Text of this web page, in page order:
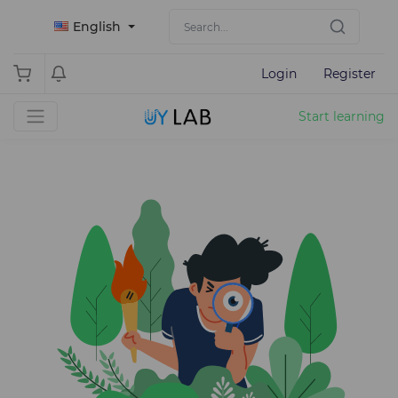
English
Login Register
Start learning